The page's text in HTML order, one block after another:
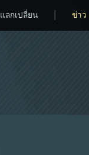
แลกเปลี่ยน ข่าว